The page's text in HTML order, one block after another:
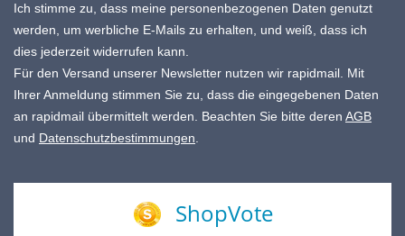
Ich stimme zu, dass meine personenbezogenen Daten genutzt
werden, um werbliche E-Mails zu erhalten, und weiß, dass ich
dies jederzeit widerrufen kann.
Für den Versand unserer Newsletter nutzen wir rapidmail. Mit
Ihrer Anmeldung stimmen Sie zu, dass die eingegebenen Daten
an rapidmail übermittelt werden. Beachten Sie bitte deren AGB
und Datenschutzbestimmungen
ShopVote